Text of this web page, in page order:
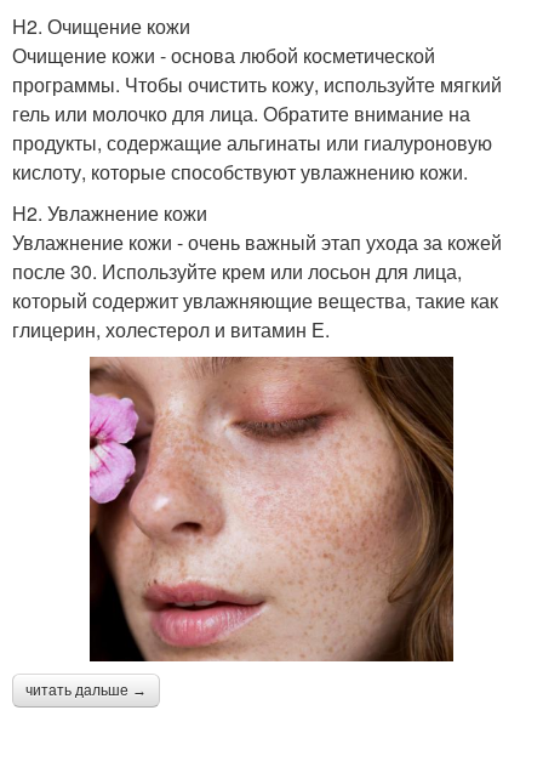
H2. Очищение кожи
Очищение кожи - основа любой косметической
программы. Чтобы очистить кожу, используйте мягкий
гель или молочко для лица. Обратите внимание на
продукты, содержащие альгинаты или гиалуроновую
кислоту, которые способствуют увлажнению кожи.
H2. Увлажнение кожи
Увлажнение кожи - очень важный этап ухода за кожей
после 30. Используйте крем или лосьон для лица,
который содержит увлажняющие вещества, такие как
глицерин, холестерол и витамин Е.
читать дальше →